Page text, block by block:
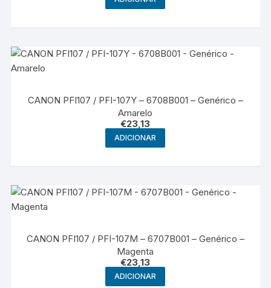
CANON PFI107 / PFI-107Y – 6708B001 – Genérico –
Amarelo
€23,13
ADICIONAR
CANON PFI107 / PFI-107M – 6707B001 – Genérico –
Magenta
€23,13
ADICIONAR